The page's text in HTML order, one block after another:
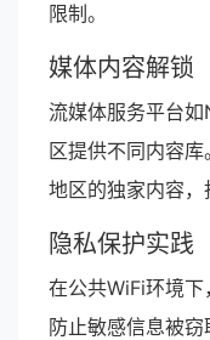
限制。
媒体内容解锁
流媒体服务平台
区提供不同内容
地区的独家内容，
隐私保护实践
在公共WiFi环境下
防止敏感信息被